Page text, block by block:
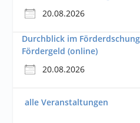
20.08.2026
Durchblick im
Fördergeld (online)
20.08.2026
alle Veranstaltungen